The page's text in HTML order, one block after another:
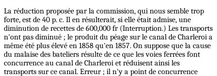
La réduction proposée par la commission, qui nous semble trop
forte, est de 40 p. c. Il en résulterait, si elle était admise, une
diminution de recettes de 600,000 fr (Interruption.) Les transports
n'ont pas diminué ; le produit du péage sur le canal de Charleroi a
même été plus élevé en 1858 qu'en 1857. On suppose que la cause
du malaise des bateliers résulte de ce que les voies ferrées font
concurrence au canal de Charleroi et réduisent ainsi les
transports sur ce canal. Erreur ; il n'y a point de concurrence